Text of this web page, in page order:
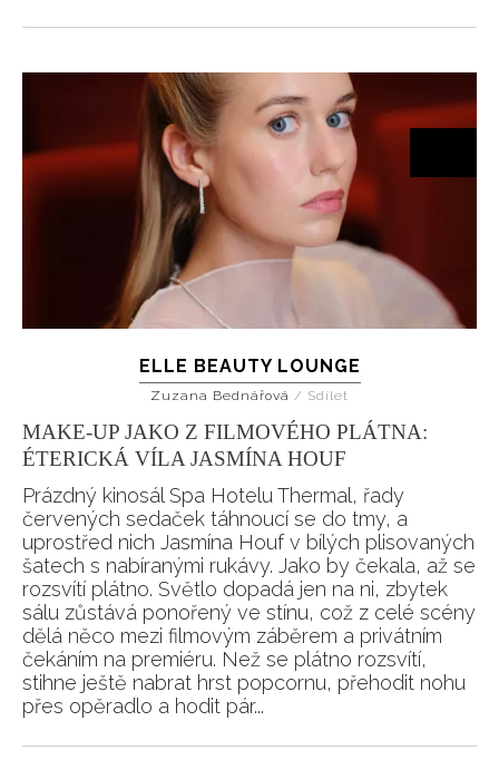
NEWSLETTER
ODESLAT
ELLE BEAUTY LOUNGE
Zuzana Bednářová / Sdílet
MAKE-UP JAKO Z FILMOVÉHO PLÁTNA:
ÉTERICKÁ VÍLA JASMÍNA HOUF
Prázdný kinosál Spa Hotelu Thermal, řady
červených sedaček táhnoucí se do tmy, a
uprostřed nich Jasmína Houf v bílých plisovaných
šatech s nabíranými rukávy. Jako by čekala, až se
rozsvítí plátno. Světlo dopadá jen na ni, zbytek
sálu zůstává ponořený ve stínu, což z celé scény
dělá něco mezi filmovým záběrem a privátním
čekáním na premiéru. Než se plátno rozsvítí,
stihne ještě nabrat hrst popcornu, přehodit nohu
přes opěradlo a hodit pár...